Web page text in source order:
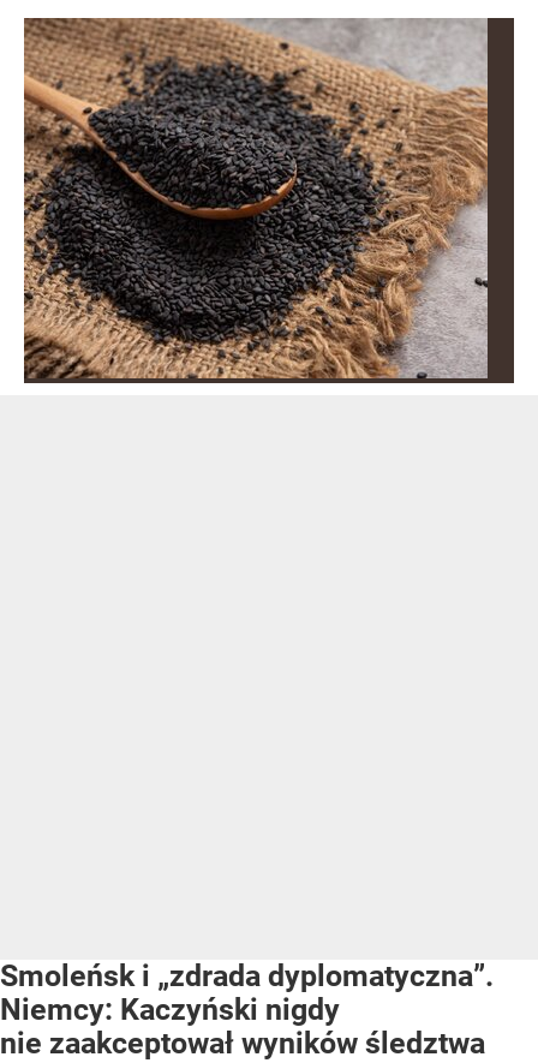
Smoleńsk i „zdrada dyplomatyczna”.
Niemcy: Kaczyński nigdy
nie zaakceptował wyników śledztwa